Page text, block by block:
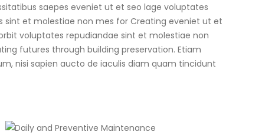
saepes eveniet ut et seo lage voluptates
sint et molestiae non mes for Creating eveniet ut et
voluptates repudiandae sint et molestiae non
futures through building preservation. Etiam
nisi sapien aucto de iaculis diam quam tincidunt